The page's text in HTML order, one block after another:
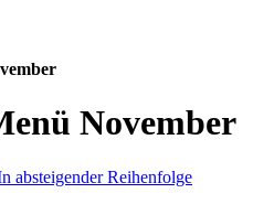
November
absteigender Reihenfolge